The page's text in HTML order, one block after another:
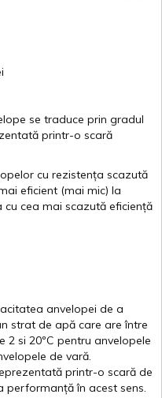
se traduce prin gradul
printr-o scară
cu rezistența scazută
eficient (mai mic) la
cu cea mai scazută eficiență
anvelopei de a
strat de apă care areîntre
2 si 20ºC pentru anvelopele
de vară.
printr-o scară de
performanță în acest sens.